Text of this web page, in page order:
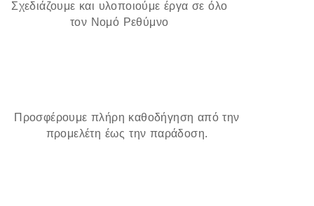
Σχεδιάζουμε και υλοποιούμε έργα σε όλο
τον Νομό Ρεθύμνο
Προσφέρουμεπλήρη καθοδήγηση από την
προμελέτη έως την παράδοση.